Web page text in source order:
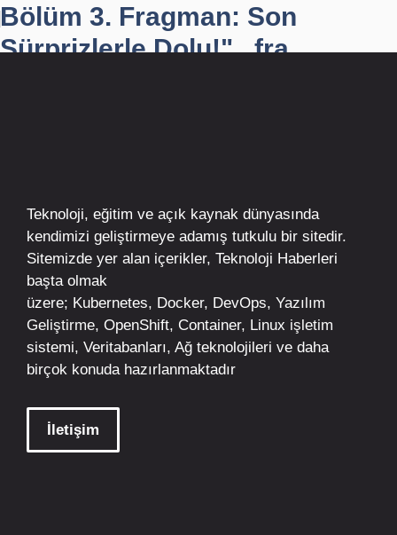
Bölüm 3. Fragman: Son
Sürprizlerle Dolu!" , fra...
Teknoloji, eğitim ve açık kaynak dünyasında
kendimizi geliştirmeye adamış tutkulu bir sitedir.
Sitemizde yer alan içerikler, Teknoloji Haberleri
başta olmak
üzere; Kubernetes, Docker, DevOps, Yazılım
Geliştirme, OpenShift, Container, Linux işletim
sistemi, Veritabanları, Ağ teknolojileri ve daha
birçok konuda hazırlanmaktadır
İletişim